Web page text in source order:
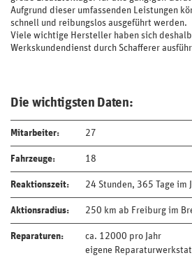
Aufgrund dieser umfassenden Leistungen
schnell und reibungslos ausgeführt werden.
Viele wichtige Hersteller haben sich
Werkskundendienst durch Schafferer
Die wichtigsten Daten:
Mitarbeiter: 27
Fahrzeuge: 18
Reaktionszeit: 24 Stunden, 365 Tage im
Aktionsradius: 250 km ab Freiburg im
Reparaturen:
ca. 12000 pro Jahr
eigene